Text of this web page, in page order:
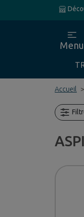
Menu
Accueil